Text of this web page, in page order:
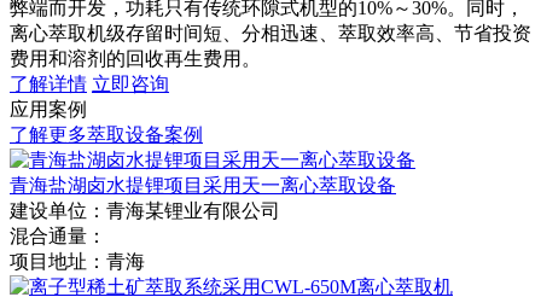
弊端而开发，功耗只有传统环隙式机型的10%～30%。同时，
离心萃取机级存留时间短、分相迅速、萃取效率高、节省投资
费用和溶剂的回收再生费用。
了解详情 立即咨询
应用案例
了解更多萃取设备案例
青海盐湖卤水提锂项目采用天一离心萃取设备
建设单位： 青海某锂业有限公司
混合通量：
项目地址： 青海